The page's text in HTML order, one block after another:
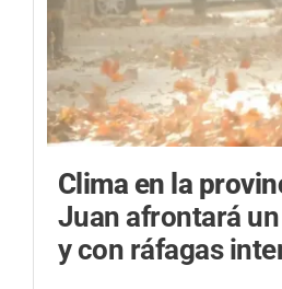
Clima en la
Juan afrontará
y con ráfagas